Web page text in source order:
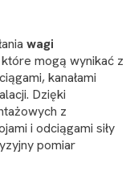
wagi
mogą wynikać z
kanałami
Dzięki
z
i odciągami siły
pomiar